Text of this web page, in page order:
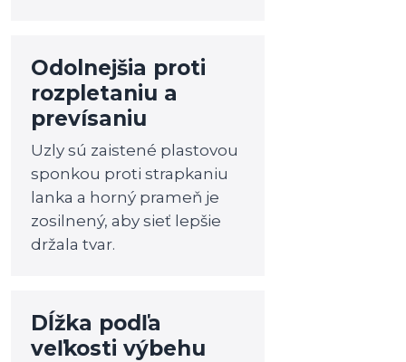
Odolnejšia proti
rozpletaniu a
prevísaniu
Uzly sú zaistené plastovou
sponkou proti strapkaniu
lanka a horný prameň je
zosilnený, aby sieť lepšie
držala tvar.
Dĺžka podľa
veľkosti výbehu